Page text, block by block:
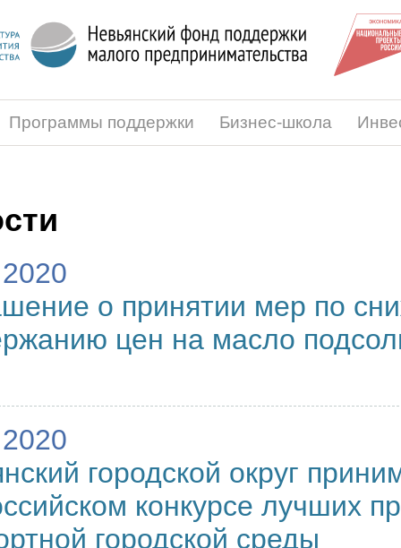
Программы поддержки Бизнес-школа
о принятии мер по
цен на масло
городской округ
конкурсе лучших
городской среды